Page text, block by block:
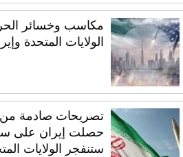
مكاسب وخسائر
الولايات المتحدة
تصريحات صادمة من
حصلت إيران على
ستنفجر الولايات